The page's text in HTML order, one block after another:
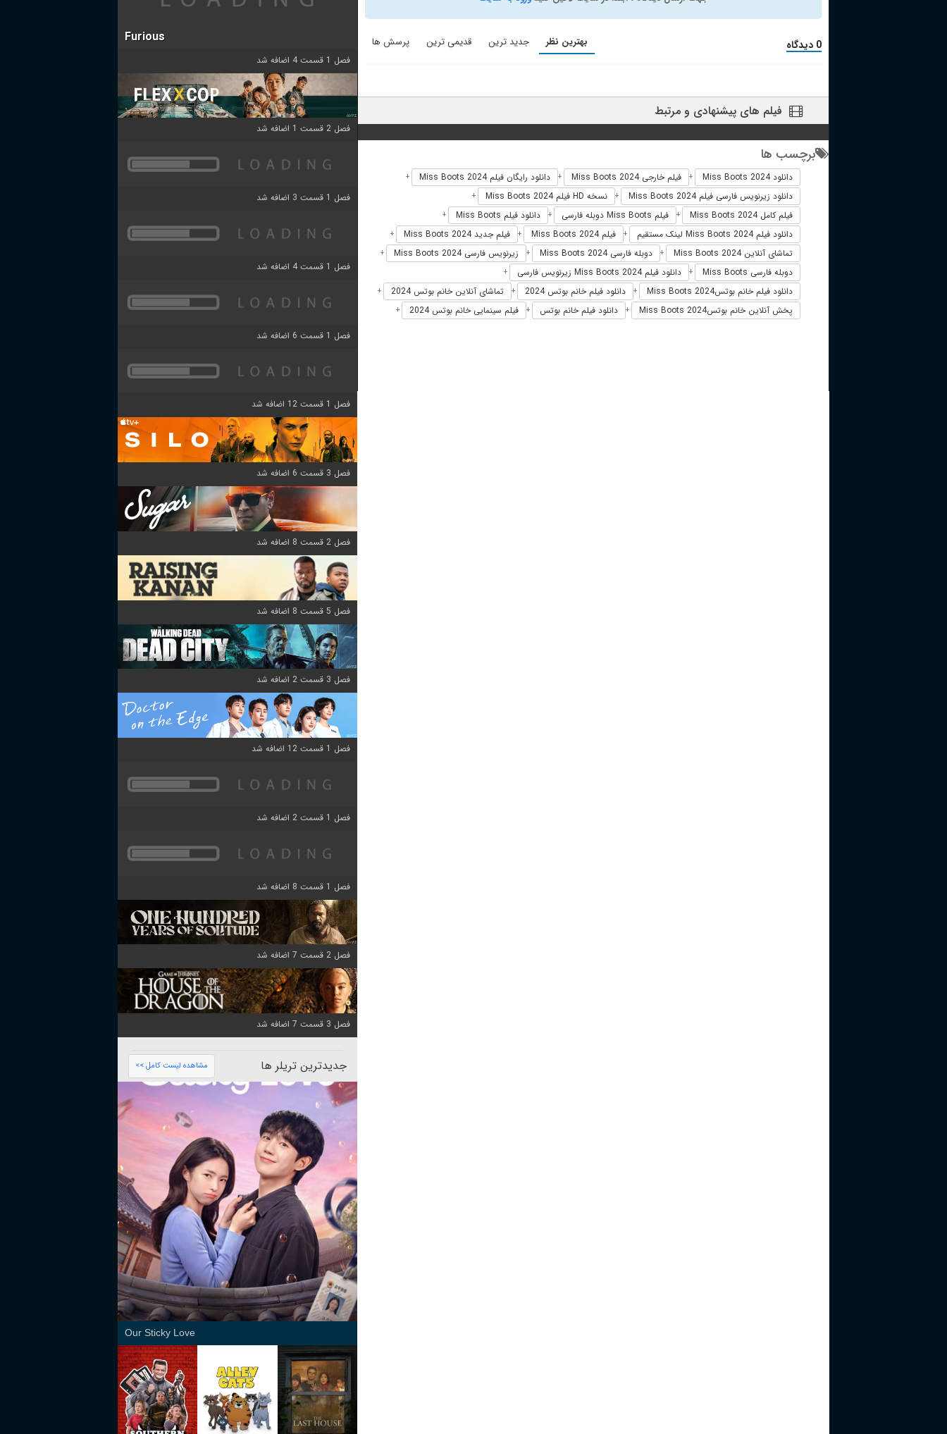
0 دیدگاه بهترین نظر جدید ترین قدیمی ترین پرسش ها
فیلم های پیشنهادی و مرتبط
برچسب ها
دانلود Miss Boots 2024 + فیلم خارجی Miss Boots 2024 + دانلود رایگان فیلم Miss Boots 2024 +
دانلود زیرنویس فارسی فیلم Miss Boots 2024 + نسخه HD فیلم Miss Boots 2024 +
فیلم کامل Miss Boots 2024 + فیلم Miss Boots دوبله فارسی + دانلود فیلم Miss Boots +
دانلود فیلم Miss Boots 2024 لینک مستقیم + فیلم Miss Boots 2024 + فیلم جدید Miss Boots 2024 +
تماشای آنلاین Miss Boots 2024 + دوبله فارسی Miss Boots 2024 + زیرنویس فارسی Miss Boots 2024 +
دوبله فارسی Miss Boots + دانلود فیلم Miss Boots 2024 زیرنویس فارسی +
دانلود فیلم خانم بوتسMiss Boots 2024 + دانلود فیلم خانم بوتس 2024 + تماشای آنلاین خانم بوتس 2024 +
پخش آنلاین خانم بوتسMiss Boots 2024 + دانلود فیلم خانم بوتس + فیلم سینمایی خانم بوتس 2024 +
Furious
فصل 1 قسمت 4 اضافه شد
فصل 2 قسمت 1 اضافه شد
فصل 1 قسمت 3 اضافه شد
فصل 1 قسمت 4 اضافه شد
فصل 1 قسمت 6 اضافه شد
فصل 1 قسمت 12 اضافه شد
فصل 3 قسمت 6 اضافه شد
فصل 2 قسمت 8 اضافه شد
فصل 5 قسمت 8 اضافه شد
فصل 3 قسمت 2 اضافه شد
فصل 1 قسمت 12 اضافه شد
فصل 1 قسمت 2 اضافه شد
فصل 1 قسمت 8 اضافه شد
فصل 2 قسمت 7 اضافه شد
فصل 3 قسمت 7 اضافه شد
جدیدترین تریلر ها مشاهده لیست کامل >>
Our Sticky Love